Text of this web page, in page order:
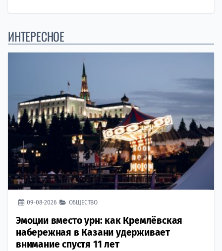
ИНТЕРЕСНОЕ
09-08-2026 ОБЩЕСТВО
Эмоции вместо урн: как Кремлёвская
набережная в Казани удерживает
внимание спустя 11 лет